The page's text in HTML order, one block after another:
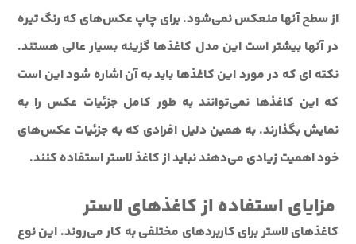
از سطح آنها منعکس نمی‌شود. برای چاپ عکس‌های که رنگ تیره
در آنها بیشتر است این مدل کاغذها گزینه بسیار عالی هستند.
نکته ای که در مورد این کاغذها باید به آن اشاره شود این است
که این کاغذها نمی‌توانند به طور کامل جزئیات عکس را به
نمایش بگذارند. به همین دلیل افرادی که به جزئیات عکس‌های
خود اهمیت زیادی می‌دهند نباید از کاغذ لاستر استفاده کنند.
مزایای استفاده از کاغذهای لاستر
کاغذهای لاستر برای کاربردهای مختلفی به کار می‌روند. این نوع